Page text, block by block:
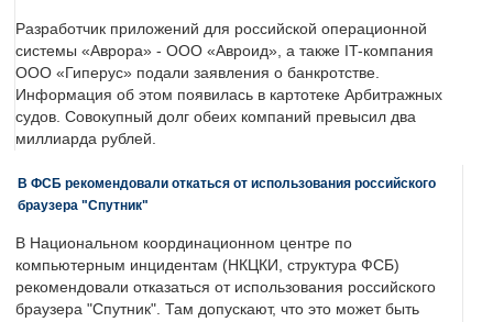
Разработчик приложений для российской операционной
системы «Аврора» - ООО «Авроид», а также IT-компания
ООО «Гиперус» подали заявления о банкротстве.
Информация об этом появилась в картотеке Арбитражных
судов. Совокупный долг обеих компаний превысил два
миллиарда рублей.
В ФСБ рекомендовали откаться от использования российского
браузера "Спутник"
В Национальном координационном центре по
компьютерным инцидентам (НКЦКИ, структура ФСБ)
рекомендовали отказаться от использования российского
браузера "Спутник". Там допускают, что это может быть